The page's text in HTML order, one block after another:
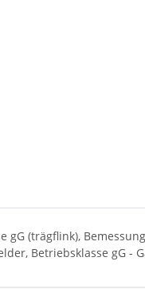
(trägflink),
Betriebsklasse gG